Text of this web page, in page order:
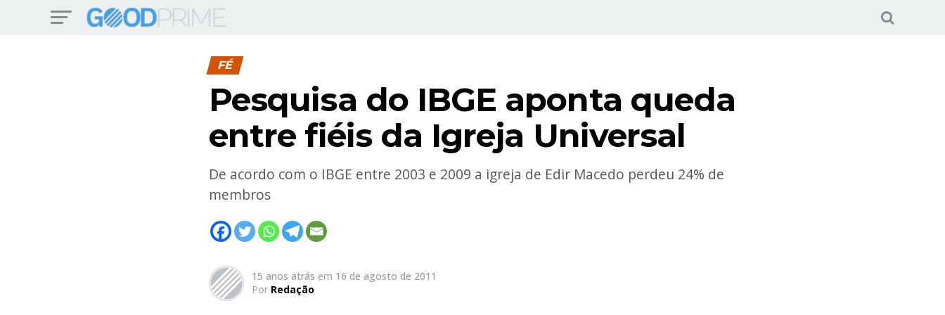
FÉ
Pesquisa do IBGE aponta queda
entre fiéis da Igreja Universal
De acordo com o IBGE entre 2003 e 2009 a igreja de Edir Macedo perdeu 24% de
membros
15 anos atrás em 16 de agosto de 2011
Por Redação